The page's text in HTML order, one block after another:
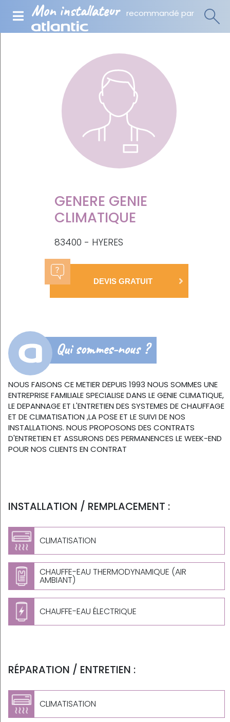
Mon installateur recommandé par
GENERE GENIE
CLIMATIQUE
83400 - HYERES
DEVIS GRATUIT
Qui sommes-nous ?
NOUS FAISONS CE METIER DEPUIS 1993 NOUS SOMMES UNE
ENTREPRISE FAMILIALE SPECIALISE DANS LE GENIE CLIMATIQUE,
LE DEPANNAGE ET L'ENTRETIEN DES SYSTEMES DE CHAUFFAGE
ET DE CLIMATISATION ,LA POSE ET LE SUIVI DE NOS
INSTALLATIONS. NOUS PROPOSONS DES CONTRATS
D'ENTRETIEN ET ASSURONS DES PERMANENCES LE WEEK-END
POUR NOS CLIENTS EN CONTRAT
INSTALLATION / REMPLACEMENT :
CLIMATISATION
CHAUFFE-EAU THERMODYNAMIQUE (AIR
AMBIANT)
CHAUFFE-EAU ÉLECTRIQUE
RÉPARATION / ENTRETIEN :
CLIMATISATION